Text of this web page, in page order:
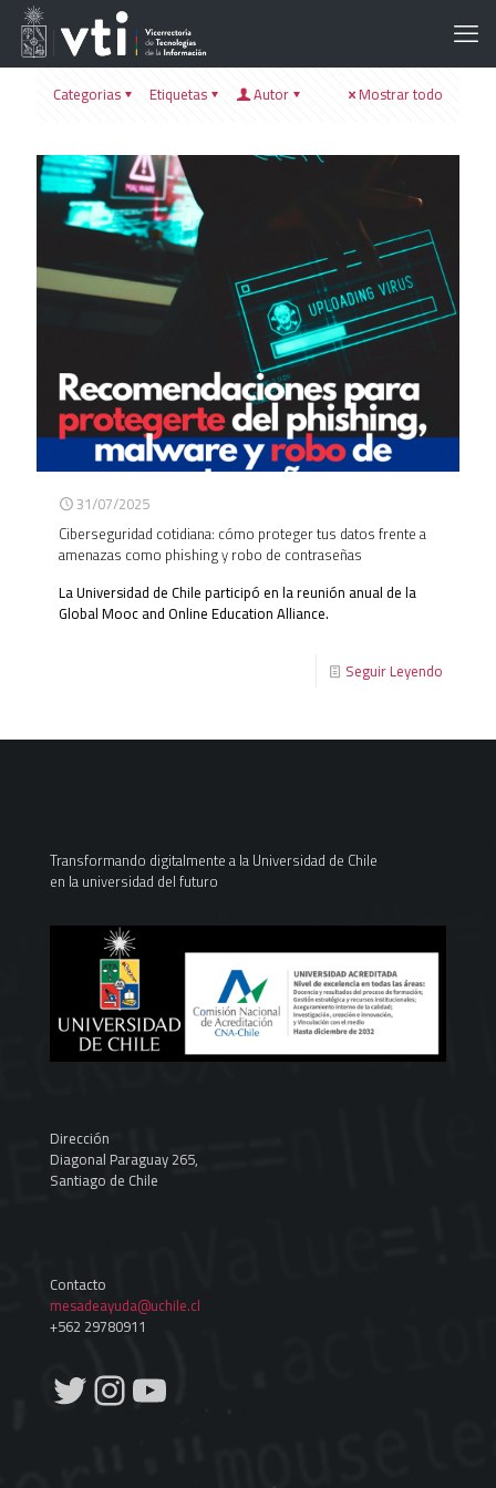
Categorias Etiquetas Autor Mostrar todo
31/07/2025
Ciberseguridad cotidiana: cómo proteger tus datos frente a
amenazas como phishing y robo de contraseñas
La Universidad de Chile participó en la reunión anual de la
Global Mooc and Online Education Alliance.
Seguir Leyendo
Transformando digitalmente a la Universidad de Chile
en la universidad del futuro
Dirección
Diagonal Paraguay 265,
Santiago de Chile
Contacto
mesadeayuda@uchile.cl
+562 29780911
Twitter
Instagram
YouTube